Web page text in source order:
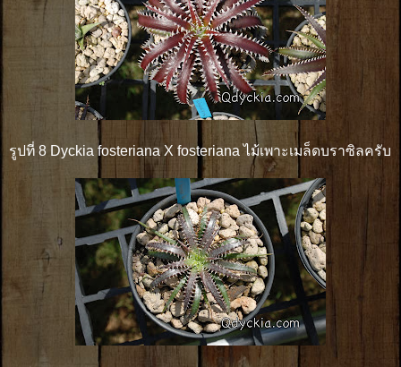
รูปที่ 8 Dyckia fosteriana X fosteriana ไม้เพาะเมล็ดบราซิลครับ